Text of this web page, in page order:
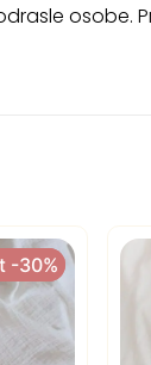
osobe.
-30%
-30%